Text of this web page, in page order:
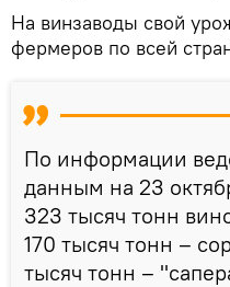
На винзаводы свой
фермеров по всей
По информации
данным на 23
323 тысяч тонн
170 тысяч тонн –
тысяч тонн –